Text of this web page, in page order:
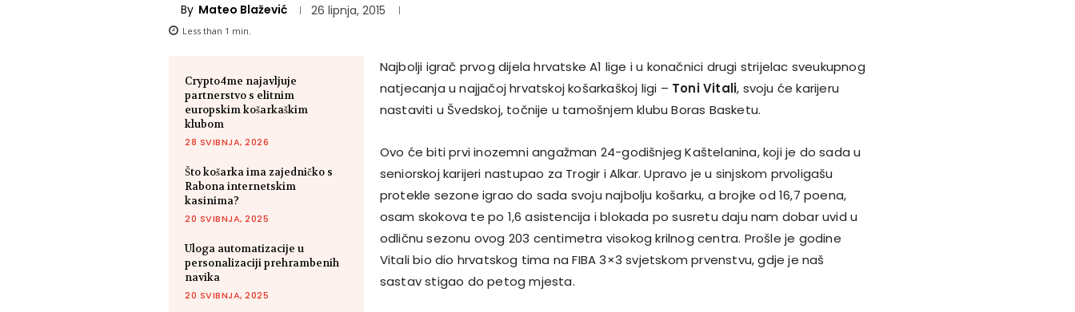
By Mateo Blažević 26 lipnja, 2015
Less than 1 min.
Crypto4me najavljuje
partnerstvo s elitnim
europskim košarkaškim
klubom
28 SVIBNJA, 2026
Što košarka ima zajedničko s
Rabona internetskim
kasinima?
20 SVIBNJA, 2025
Uloga automatizacije u
personalizaciji prehrambenih
navika
20 SVIBNJA, 2025
Najbolji igrač prvog dijela hrvatske A1 lige i u konačnici drugi strijelac sveukupnog
natjecanja u najjačoj hrvatskoj košarkaškoj ligi – Toni Vitali, svoju će karijeru
nastaviti u Švedskoj, točnije u tamošnjem klubu Boras Basketu.
Ovo će biti prvi inozemni angažman 24-godišnjeg Kaštelanina, koji je do sada u
seniorskoj karijeri nastupao za Trogir i Alkar. Upravo je u sinjskom prvoligašu
protekle sezone igrao do sada svoju najbolju košarku, a brojke od 16,7 poena,
osam skokova te po 1,6 asistencija i blokada po susretu daju nam dobar uvid u
odličnu sezonu ovog 203 centimetra visokog krilnog centra. Prošle je godine
Vitali bio dio hrvatskog tima na FIBA 3×3 svjetskom prvenstvu, gdje je naš
sastav stigao do petog mjesta.